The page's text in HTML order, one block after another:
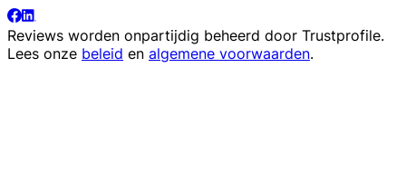
Reviews worden onpartijdig beheerd door Trustprofile.
Lees onze beleid en algemene voorwaarden.